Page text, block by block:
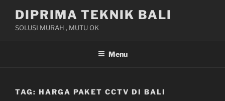
content
DIPRIMA TEKNIK BALI
SOLUSI MURAH , MUTU OK
Menu
TAG: HARGA PAKET CCTV DI BALI